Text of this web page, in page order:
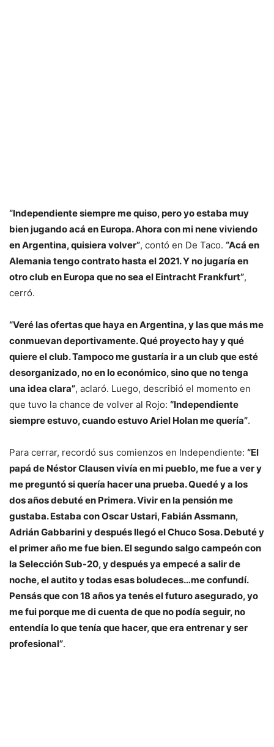
“Independiente siempre me quiso, pero yo estaba muy
bien jugando acá en Europa. Ahora con mi nene viviendo
en Argentina, quisiera volver”, contó en De Taco. “Acá en
Alemania tengo contrato hasta el 2021. Y no jugaría en
otro club en Europa que no sea el Eintracht Frankfurt”,
cerró.
“Veré las ofertas que haya en Argentina, y las que más me
conmuevan deportivamente. Qué proyecto hay y qué
quiere el club. Tampoco me gustaría ir a un club que esté
desorganizado, no en lo económico, sino que no tenga
una idea clara”, aclaró. Luego, describió el momento en
que tuvo la chance de volver al Rojo: “Independiente
siempre estuvo, cuando estuvo Ariel Holan me quería”.
Para cerrar, recordó sus comienzos en Independiente: “El
papá de Néstor Clausen vivía en mi pueblo, me fue a ver y
me preguntó si quería hacer una prueba. Quedé y a los
dos años debuté en Primera. Vivir en la pensión me
gustaba. Estaba con Oscar Ustari, Fabián Assmann,
Adrián Gabbarini y después llegó el Chuco Sosa. Debuté y
el primer año me fue bien. El segundo salgo campeón con
la Selección Sub-20, y después ya empecé a salir de
noche, el autito y todas esas boludeces…me confundí.
Pensás que con 18 años ya tenés el futuro asegurado, yo
me fui porque me di cuenta de que no podía seguir, no
entendía lo que tenía que hacer, que era entrenar y ser
profesional”.